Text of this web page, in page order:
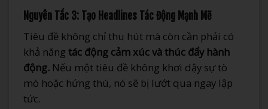
Nguyên Tắc 3: Tạo Headlines Tác Động Mạnh Mẽ
Tiêu đề không chỉ thu hút mà còn cần phải có
khả năng tác động cảm xúc và thúc đẩy hành
động. Nếu một tiêu đề không khơi dậy sự tò
mò hoặc hứng thú, nó sẽ bị lướt qua ngay lập
tức.